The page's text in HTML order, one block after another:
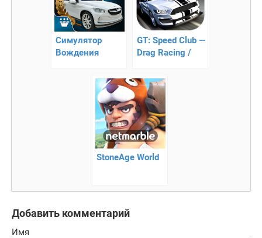
Симулятор
Вождения
Автошкола 2019
GT: Speed Club —
Drag Racing /
Game
StoneAge World
Добавить комментарий
Имя